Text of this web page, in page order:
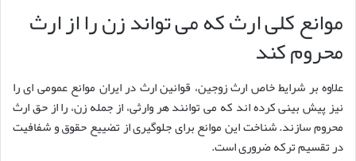
موانع کلی ارث که می تواند زن را از ارث
محروم کند
علاوه بر شرایط خاص ارث زوجین، قوانین ارث در ایران موانع عمومی ای را
نیز پیش بینی کرده اند که می توانند هر وارثی، از جمله زن، را از حق ارث
محروم سازند. شناخت این موانع برای جلوگیری از تضییع حقوق و شفافیت
در تقسیم ترکه ضروری است.